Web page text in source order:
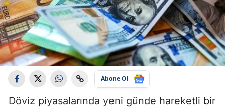
Abone Ol
Döviz piyasalarında yeni günde hareketli bir